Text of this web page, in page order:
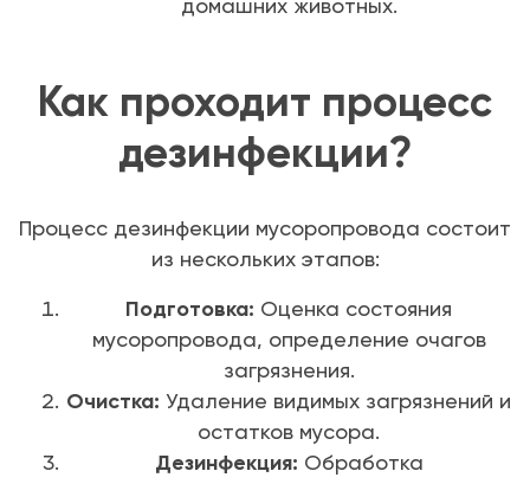
домашних животных.
Как проходит процесс
дезинфекции?
Процесс дезинфекции мусоропровода состоит
из нескольких этапов:
Подготовка: Оценка состояния
мусоропровода, определение очагов
загрязнения.
Очистка: Удаление видимых загрязнений и
остатков мусора.
Дезинфекция: Обработка